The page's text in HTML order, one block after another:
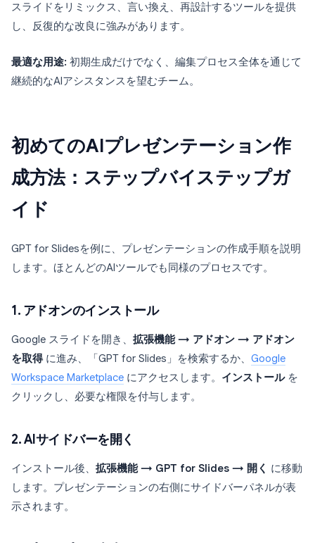
スライドをリミックス、言い換え、再設計するツールを提供
し、反復的な改良に強みがあります。
最適な用途: 初期生成だけでなく、編集プロセス全体を通じて
継続的なAIアシスタンスを望むチーム。
初めてのAIプレゼンテーション作
成方法：ステップバイステップガ
イド
GPT for Slidesを例に、プレゼンテーションの作成手順を説明
します。ほとんどのAIツールでも同様のプロセスです。
1. アドオンのインストール
Google スライドを開き、 拡張機能 → アドオン → アドオン
を取得に進み、「GPT for Slides」を検索するか、 Google
Workspace Marketplace にアクセスします。 インストールを
クリックし、必要な権限を付与します。
2. AIサイドバーを開く
インストール後、 拡張機能 → GPT for Slides → 開く に移動
します。プレゼンテーションの右側にサイドバーパネルが表
示されます。